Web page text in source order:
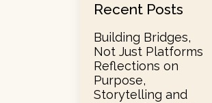
Recent Posts
Building Bridges,
Not Just Platforms
Reflections on
Purpose,
Storytelling and